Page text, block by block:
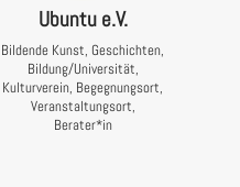
Ubuntu e.V.
Bildende Kunst, Geschichten,
Bildung/Universität,
Kulturverein, Begegnungsort,
Veranstaltungsort,
Berater*in